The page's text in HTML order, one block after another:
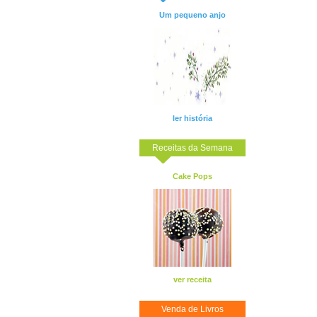
Um pequeno anjo
ler história
Receitas da Semana
Cake Pops
ver receita
Venda de Livros